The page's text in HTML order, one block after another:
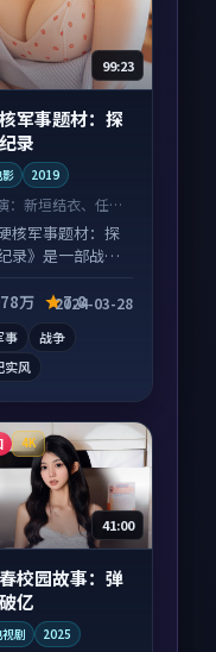
99:23
军事题材：探
录
影 2019
：新垣结衣、任素
硬核军事题材：探
录》是一部战争
层推进，尾声常
78万 7.8
2024-03-28
事
战争
实风
4K
41:00
校园故事：弹
亿
视剧 2025